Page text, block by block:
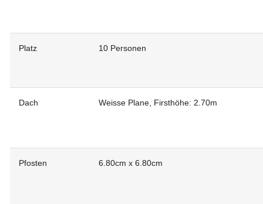
Platz 10 Personen
Dach Weisse Plane, Firsthöhe: 2.70m
Pfosten 6.80cm x 6.80cm